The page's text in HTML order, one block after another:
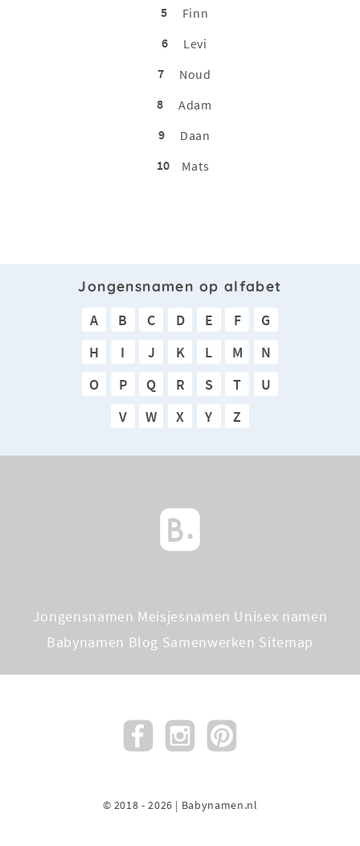
5
Finn
6
Levi
7
Noud
8
Adam
9
Daan
10
Mats
Jongensnamen op alfabet
A B C D E F
G
H
I J K L M
N
O
P Q R S T
U
V
W X Y Z
Jongensnamen Meisjesnamen Unisex namen
Babynamen Blog Samenwerken Sitemap
© 2018 - 2026 | Babynamen.nl